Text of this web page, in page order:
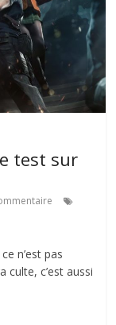
test sur
n’est pas
culte, c’est aussi